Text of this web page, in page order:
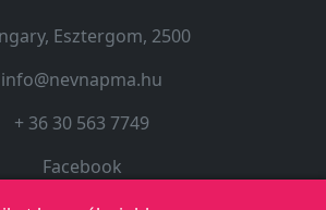
Esztergom, 2500
info@nevnapma.hu
+ 36 30 563 7749
Facebook